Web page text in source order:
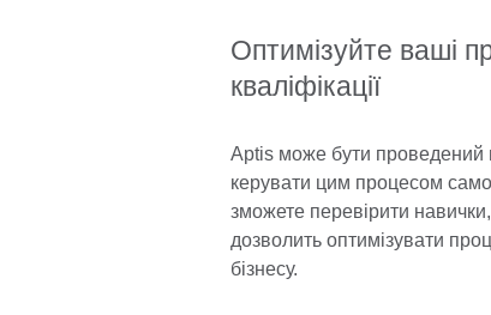
Оптимізуйте ваші
кваліфікації
Aptis може бути проведений
керувати цим процесом
зможете перевірити
дозволить оптимізувати
бізнесу.